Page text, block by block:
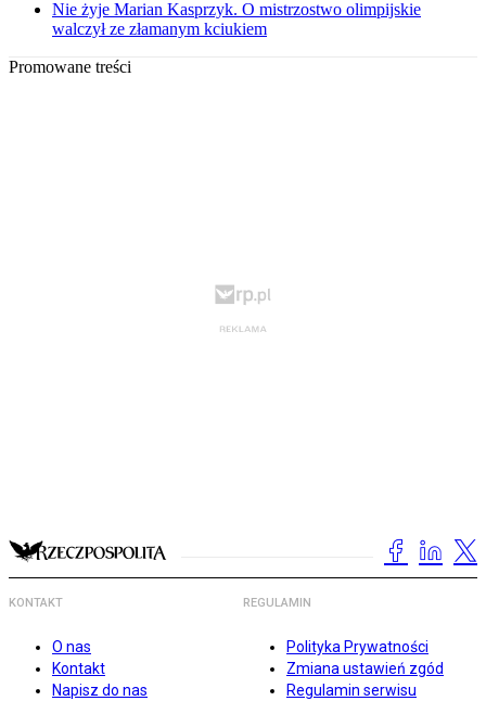
Nie żyje Marian Kasprzyk. O mistrzostwo olimpijskie
walczył ze złamanym kciukiem
Promowane treści
KONTAKT
O nas
Kontakt
Napisz do nas
REGULAMIN
Polityka Prywatności
Zmiana ustawień zgód
Regulamin serwisu